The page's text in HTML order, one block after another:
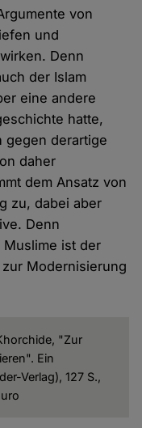
von
und
Denn
der Islam
eine andere
hatte,
gegen derartige
daher
dem Ansatz von
zu, dabei aber
Denn
ist der
Modernisierung
"Zur
Ein
Verlag), 127 S.,